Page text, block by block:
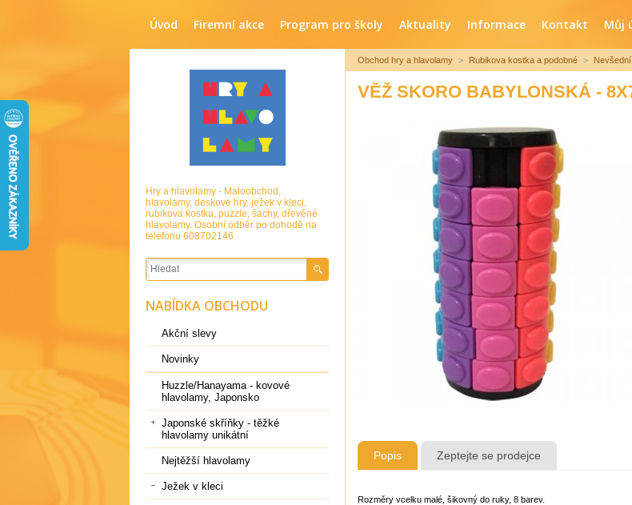
Úvod Firemní akce Program pro školy Aktuality Informace Kontakt Můj
Obchod hry a hlavolamy > Rubikova kostka a podobné > Nevšední
VĚŽ SKORO BABYLONSKÁ -
Popis Zeptejte se prodejce
Rozměry vcelku malé, šikovný do ruky, 8 barev.
Hry a hlavolamy - Maloobchod,
hlavolamy, deskové hry, ježek v kleci,
rubikova kostka, puzzle, šachy, dřevěné
hlavolamy. Osobní odběr po dohodě na
telefonu 608702146
NABÍDKA OBCHODU
Akční slevy
Novinky
Huzzle/Hanayama - kovové
hlavolamy, Japonsko
Japonské skříňky - těžké
hlavolamy unikátní
Nejtěžší hlavolamy
Ježek v kleci